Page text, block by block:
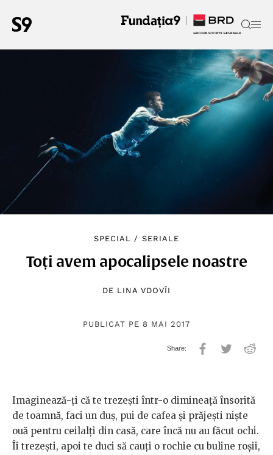
SPECIAL / SERIALE
Toți avem apocalipsele noastre
DE LINA VDOVÎI
PUBLICAT PE 8 MAI 2017
Imaginează-ți că te trezești într-o dimineață însorită
de toamnă, faci un duș, pui de cafea și prăjești niște
ouă pentru ceilalți din casă, care încă nu au făcut ochi.
Îi trezești, apoi te duci să cauți o rochie cu buline roșii,